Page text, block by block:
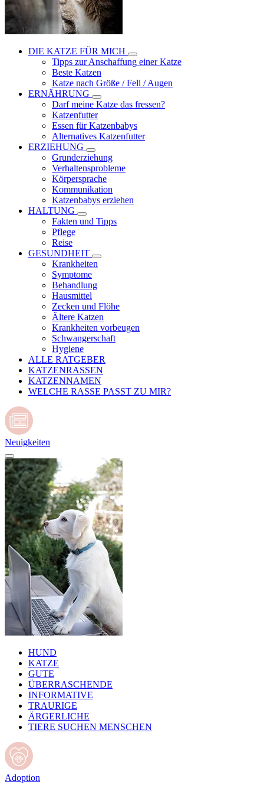
DIE KATZE FÜR MICH
Tipps zur Anschaffung einer Katze
Beste Katzen
Katze nach Größe / Fell / Augen
ERNÄHRUNG
Darf meine Katze das fressen?
Katzenfutter
Essen für Katzenbabys
Alternatives Katzenfutter
ERZIEHUNG
Grunderziehung
Verhaltensprobleme
Körpersprache
Kommunikation
Katzenbabys erziehen
HALTUNG
Fakten und Tipps
Pflege
Reise
GESUNDHEIT
Krankheiten
Symptome
Behandlung
Hausmittel
Zecken und Flöhe
Ältere Katzen
Krankheiten vorbeugen
Schwangerschaft
Hygiene
ALLE RATGEBER
KATZENRASSEN
KATZENNAMEN
WELCHE RASSE PASST ZU MIR?
Neuigkeiten
HUND
KATZE
GUTE
ÜBERRASCHENDE
INFORMATIVE
TRAURIGE
ÄRGERLICHE
TIERE SUCHEN MENSCHEN
Adoption